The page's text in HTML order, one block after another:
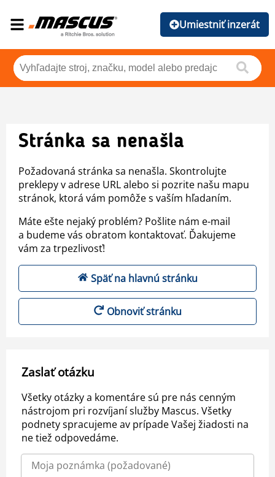
Umiestniť inzerát
Stránka sa nenašla
Požadovaná stránka sa nenašla. Skontrolujte
preklepy v adrese URL alebo si pozrite našu mapu
stránok, ktorá vám pomôže s vaším hľadaním.
Máte ešte nejaký problém? Pošlite nám e-mail
a budeme vás obratom kontaktovať. Ďakujeme
vám za trpezlivosť!
Späť na hlavnú stránku
Obnoviť stránku
Zaslať otázku
Všetky otázky a komentáre sú pre nás cenným
nástrojom pri rozvíjaní služby Mascus. Všetky
podnety spracujeme av prípade Vašej žiadosti na
ne tiež odpovedáme.